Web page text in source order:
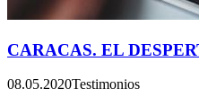
CARACAS. EL
08.05.2020Testimonios